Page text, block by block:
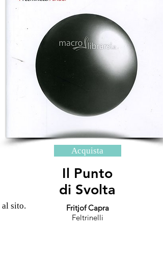
Acquista
Il Punto
di Svolta
Fritjof Capra
Feltrinelli
al sito.